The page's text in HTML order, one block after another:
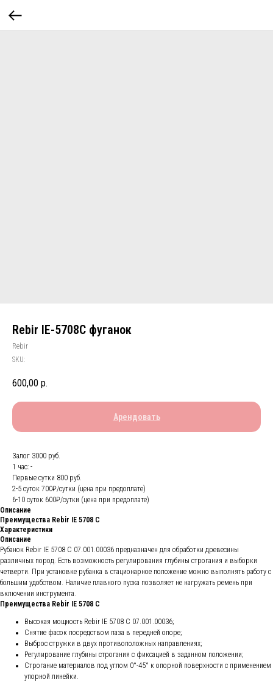
Rebir IE-5708C фуганок
Rebir
SKU:
600,00 р.
Арендовать
Залог 3000 руб.
1 час: -
Первые сутки 800 руб.
2-5 суток 700₽/сутки (цена при предоплате)
6-10 суток 600₽/сутки (цена при предоплате)
Описание
Преимущества Rebir IE 5708 С
Характеристики
Описание
Рубанок Rebir IE 5708 С 07.001.00036 предназначен для обработки древесины
различных пород. Есть возможность регулирования глубины строгания и выборки
четверти. При установке рубанка в стационарное положение можно выполнять работу с
большим удобством. Наличие плавного пуска позволяет не нагружать ремень при
включении инструмента.
Преимущества Rebir IE 5708 С
Высокая мощность Rebir IE 5708 С 07.001.00036;
Снятие фасок посредством паза в передней опоре;
Выброс стружки в двух противоположных направлениях;
Регулирование глубины строгания с фиксацией в заданном положении;
Строгание материалов под углом 0°-45° к опорной поверхности с применением
упорной линейки.